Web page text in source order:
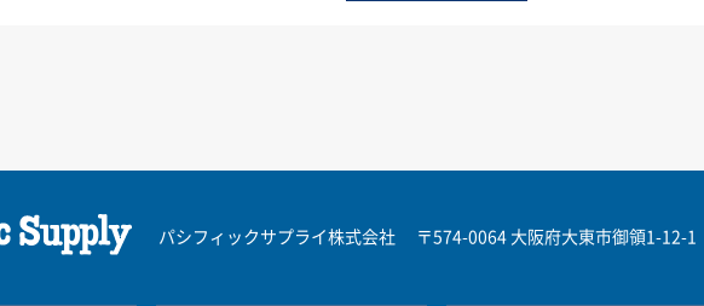
パシフィックサプライ株式会社 〒574-0064 大阪府大東市御領1-12-1